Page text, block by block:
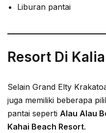
Liburan pantai
Resort Di
Selain Grand Elty
juga memiliki beberapa
pantai seperti Alau Alau
Kahai Beach Resort.